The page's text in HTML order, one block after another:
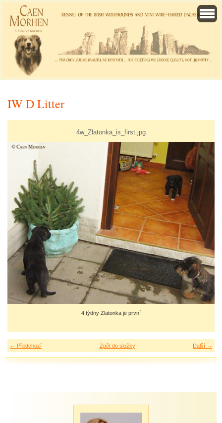
IW D Litter
4w_Zlatonka_is_first.jpg
4 týdny Zlatonka je první
← Předchozí Další →
Zpět do složky